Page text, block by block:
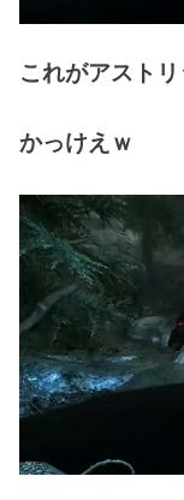
これがアスト
かっけえｗ